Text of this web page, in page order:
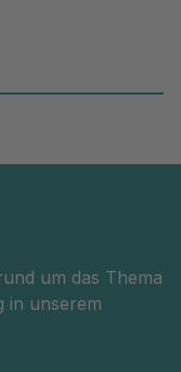
um das Thema
in unserem